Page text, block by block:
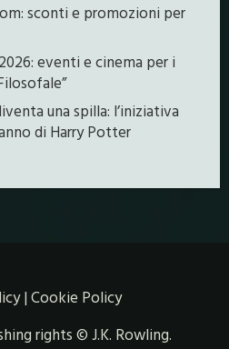
sconti e promozioni per
eventi e cinema per i
una spilla: l’iniziativa
di Harry Potter
| Cookie Policy
rights © J.K. Rowling.